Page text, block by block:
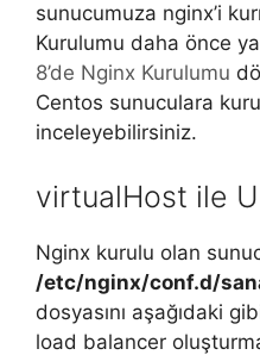
sunucumuza nginx’i
Kurulumu daha önce
8’de Nginx Kurulumu
Centos sunuculara
inceleyebilirsiniz.
virtualHost ile
Nginx kurulu olan
/etc/nginx/conf.d/
dosyasını aşağıdaki
load balancer